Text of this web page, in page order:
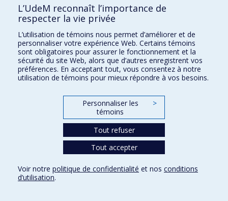
Régime de retraite de l'Université de
Montréal
Direction gestion des régimes de retraite
Conditions d’utilisation
L’UdeM reconnaît l’importance de
respecter la vie privée
L’utilisation de témoins nous permet d’améliorer et de
personnaliser votre expérience Web. Certains témoins
sont obligatoires pour assurer le fonctionnement et la
sécurité du site Web, alors que d’autres enregistrent vos
préférences. En acceptant tout, vous consentez à notre
utilisation de témoins pour mieux répondre à vos besoins.
Personnaliser les
témoins
>
Tout refuser
Tout accepter
Voir notre politique de confidentialité et nos conditions
d’utilisation.